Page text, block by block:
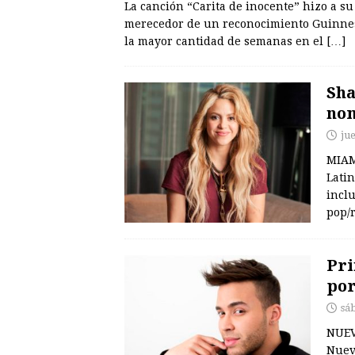
La canción “Carita de inocente” hizo a
merecedor de un reconocimiento
la mayor cantidad de semanas en el
[…]
pop/